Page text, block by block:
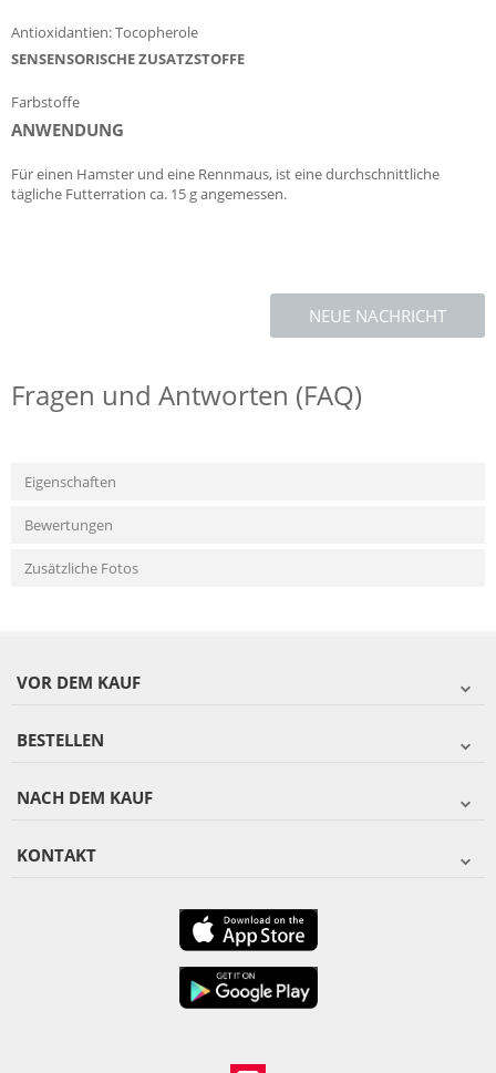
Antioxidantien: Tocopherole
SENSENSORISCHE ZUSATZSTOFFE
Farbstoffe
ANWENDUNG
Für einen Hamster und eine Rennmaus, ist eine durchschnittliche
tägliche Futterration ca. 15 g angemessen.
NEUE NACHRICHT
Fragen und Antworten (FAQ)
Eigenschaften
Bewertungen
Zusätzliche Fotos
VOR DEM KAUF
BESTELLEN
NACH DEM KAUF
KONTAKT